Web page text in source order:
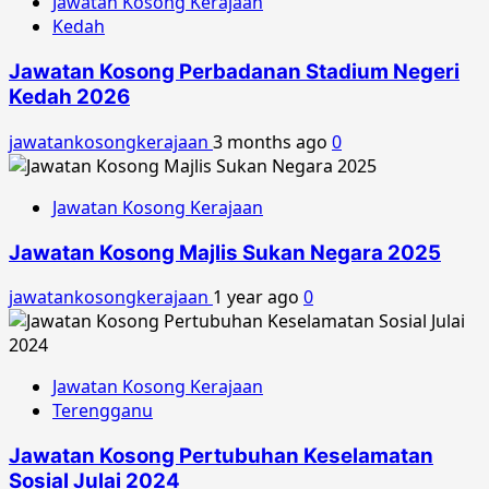
Kedah
Jawatan Kosong Perbadanan Stadium Negeri
Kedah 2026
jawatankosongkerajaan 3 months ago 0
Jawatan Kosong Kerajaan
Jawatan Kosong Majlis Sukan Negara 2025
jawatankosongkerajaan 1 year ago 0
Jawatan Kosong Kerajaan
Terengganu
Jawatan Kosong Pertubuhan Keselamatan
Sosial Julai 2024